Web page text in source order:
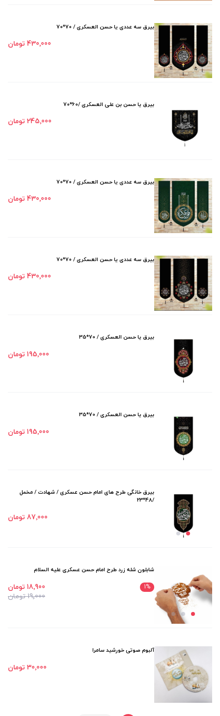
بیرق سه عددی یا حسن العسکری / 70*70
430٬000 تومان
بیرق یا حسن بن علی العسکری /60*70
245٬000 تومان
بیرق سه عددی یا حسن العسکری / 70*70
430٬000 تومان
بیرق سه عددی یا حسن العسکری / 70*70
430٬000 تومان
بیرق یا حسن العسکری / 70*35
195٬000 تومان
بیرق یا حسن العسکری / 70*35
195٬000 تومان
بیرق خانگی طرح های امام حسن عسکری / شهادت / مخمل
/48*23
87٬000 تومان
شابلون شله زرد طرح امام حسن عسکری علیه السلام
1%
19٬000 تومان
18٬900 تومان
آلبوم صوتی خورشید سامرا
30٬000 تومان